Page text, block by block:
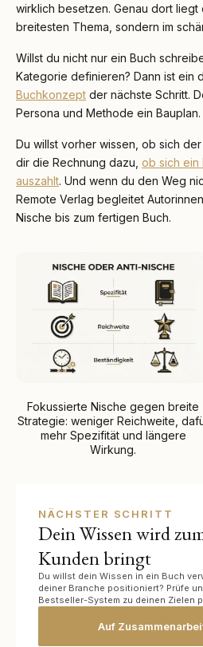
wirklich besetzen. Genau dort liegt
breitesten Thema, sondern im
Willst du nicht nur ein Buch
Kategorie definieren? Dann ist ein
Buchkonzept der nächste Schritt.
Persona und Methode ein Bauplan.
Du willst vorher wissen, ob sich
dir die Rechnung dazu, ob sich ein
auszahlt. Und wenn du den Weg
Remote Verlag begleitet
Nische bis zum fertigen Buch.
Fokussierte Nische gegen breite
Strategie: weniger Reichweite,
mehr Spezifität und längere
Wirkung.
NÄCHSTER SCHRITT
Dein Wissen wird
Kunden bringt
Du willst dein Wissen in ein Buch
deiner Branche positioniert? Prüfe
Bestseller-System zu deinen Zielen
Auf